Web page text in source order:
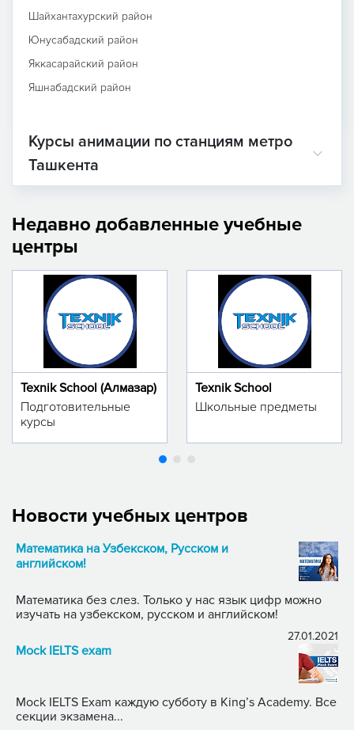
Шайхантахурский район
Юнусабадский район
Яккасарайский район
Яшнабадский район
Курсы анимации по станциям метро
Ташкента
Недавно добавленные учебные
центры
Texnik School (Алмазар)
Подготовительные
курсы
Texnik School
Школьные предметы
Новости учебных центров
Математика на Узбекском, Русском и
английском!
Математика без слез. Только у нас язык цифр можно
изучать на узбекском, русском и английском!
27.01.2021
Mock IELTS exam
Mock IELTS Exam каждую субботу в King’s Academy. Все
секции экзамена...